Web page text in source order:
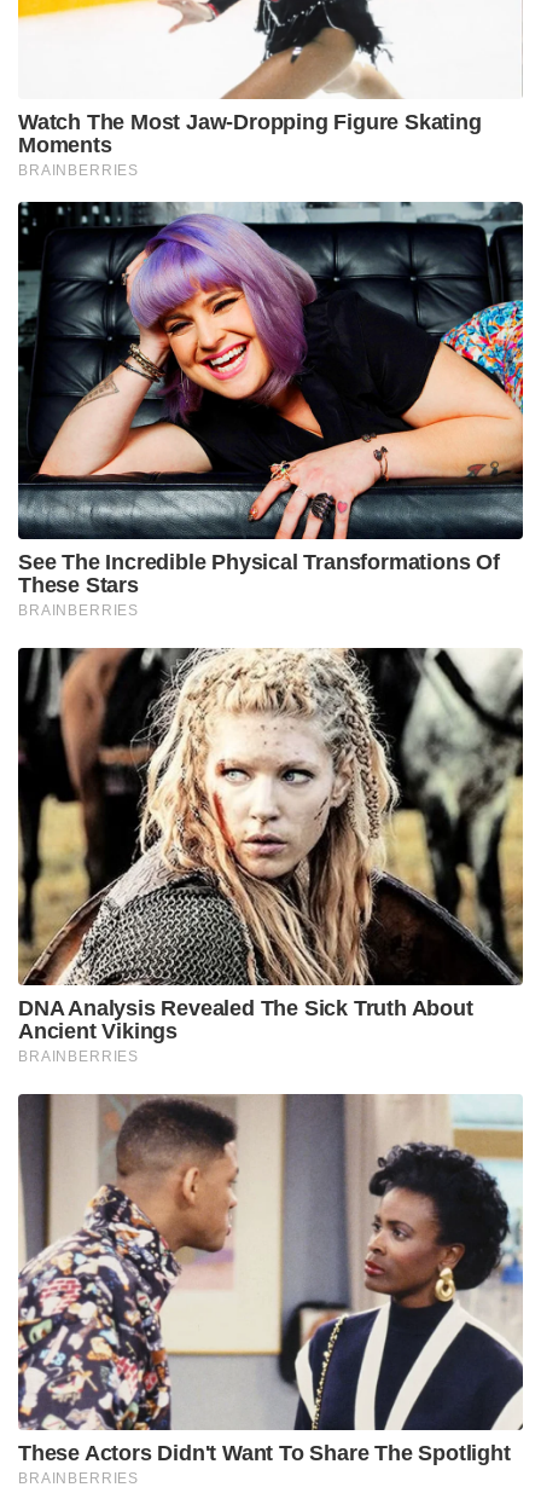
Watch The Most Jaw‑Dropping Figure Skating
Moments
BRAINBERRIES
See The Incredible Physical Transformations Of
These Stars
BRAINBERRIES
DNA Analysis Revealed The Sick Truth About
Ancient Vikings
BRAINBERRIES
These Actors Didn't Want To Share The Spotlight
BRAINBERRIES